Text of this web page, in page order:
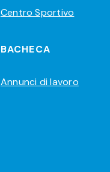
Centro Sportivo
BACHECA
Annunci di lavoro